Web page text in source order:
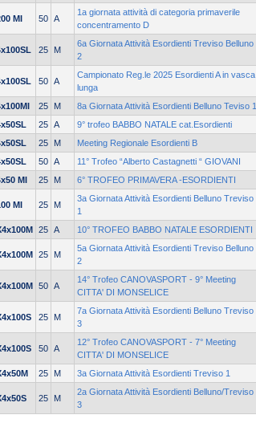
MI 50 A
1a giornata attività di categoria primaverile
concentramento D
25 M
6a Giornata Attività Esordienti Treviso Belluno
2
50 A
Campionato Reg.le 2025 Esordienti A in vasca
lunga
25 M 8a Giornata Attività Esordienti Belluno Teviso 1
25 A 9° trofeo BABBO NATALE cat.Esordienti
25 M Meeting Regionale Esordienti B
50 A 11° Trofeo “Alberto Castagnetti “ GIOVANI
MI
25 M 6° TROFEO PRIMAVERA -ESORDIENTI
MI 25 M
3a Giornata Attività Esordienti Belluno Treviso
1
25 A 10° TROFEO BABBO NATALE ESORDIENTI
25 M
5a Giornata Attività Esordienti Treviso Belluno
2
50 A
14° Trofeo CANOVASPORT - 9° Meeting
CITTA' DI MONSELICE
25 M
7a Giornata Attività Esordienti Belluno Treviso
3
50 A
12° Trofeo CANOVASPORT - 7° Meeting
CITTA' DI MONSELICE
25 M 3a Giornata Attività Esordienti Treviso 1
25 M
2a Giornata Attività Esordienti Belluno/Treviso
3